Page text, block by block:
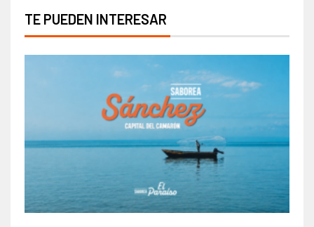
TE PUEDEN INTERESAR